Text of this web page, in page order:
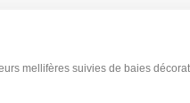
mellifères suivies de baies